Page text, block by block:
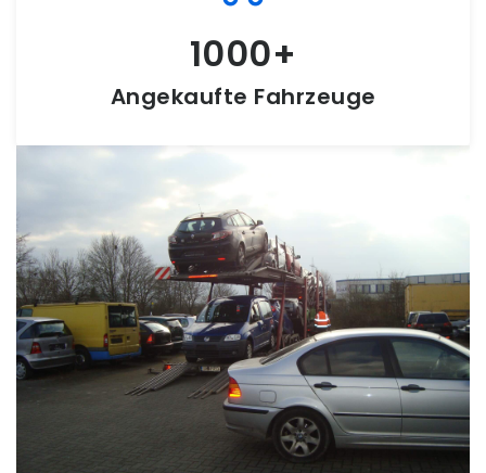
1000
Angekaufte Fahrzeuge